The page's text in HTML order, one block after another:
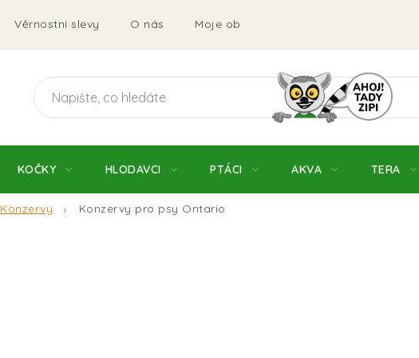
Věrnostní slevy O nás Moje objednávka Obchodní
KOČKY HLODAVCI PTÁCI AKVA TERA
Konzervy Konzervy pro psy Ontario